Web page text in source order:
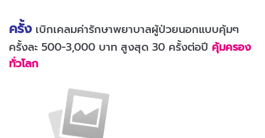
ครั้ง เบิกเคลมค่ารักษาพยาบาลผู้ป่วยนอกแบบคุ้มๆ
ครั้งละ 500-3,000 บาท สูงสุด 30 ครั้งต่อปี คุ้มครอง
ทั่วโลก